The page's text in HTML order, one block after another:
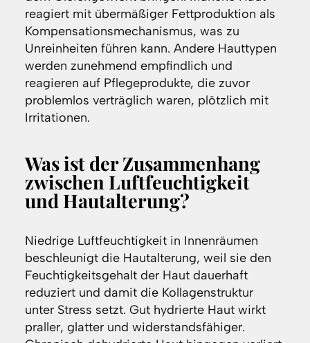
reagiert mit übermäßiger Fettproduktion als
Kompensationsmechanismus, was zu
Unreinheiten führen kann. Andere Hauttypen
werden zunehmend empfindlich und
reagieren auf Pflegeprodukte, die zuvor
problemlos verträglich waren, plötzlich mit
Irritationen.
Was ist der Zusammenhang
zwischen Luftfeuchtigkeit
und Hautalterung?
Niedrige Luftfeuchtigkeit in Innenräumen
beschleunigt die Hautalterung, weil sie den
Feuchtigkeitsgehalt der Haut dauerhaft
reduziert und damit die Kollagenstruktur
unter Stress setzt. Gut hydrierte Haut wirkt
praller, glatter und widerstandsfähiger.